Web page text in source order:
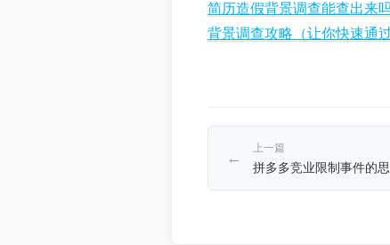
简历造假背景调查能查出来
背景调查攻略（让你快速通
←
上一篇
拼多多竞业限制事件的思